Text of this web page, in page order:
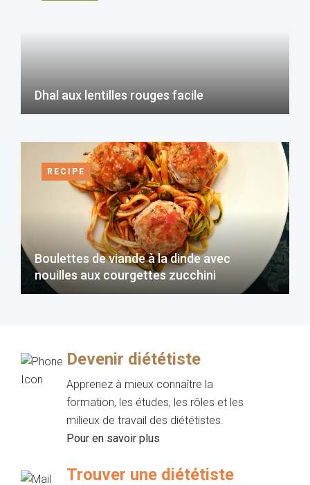
Dhal aux lentilles rouges facile
RECIPE
Boulettes de viande à la dinde avec
nouilles aux courgettes zucchini
Devenir diététiste
Apprenez à mieux connaître la
formation, les études, les rôles et les
milieux de travail des diététistes.
Pour en savoir plus
Trouver une diététiste